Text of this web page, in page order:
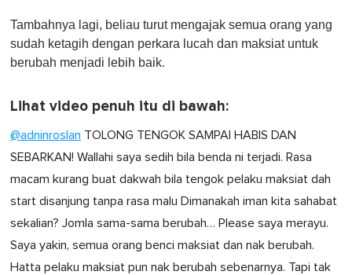
Tambahnya lagi, beliau turut mengajak semua orang yang
sudah ketagih dengan perkara lucah dan maksiat untuk
berubah menjadi lebih baik.
Lihat video penuh itu di bawah:
@adninroslan TOLONG TENGOK SAMPAI HABIS DAN
SEBARKAN! Wallahi saya sedih bila benda ni terjadi. Rasa
macam kurang buat dakwah bila tengok pelaku maksiat dah
start disanjung tanpa rasa malu Dimanakah iman kita sahabat
sekalian? Jomla sama-sama berubah… Please saya merayu.
Saya yakin, semua orang benci maksiat dan nak berubah.
Hatta pelaku maksiat pun nak berubah sebenarnya. Tapi tak